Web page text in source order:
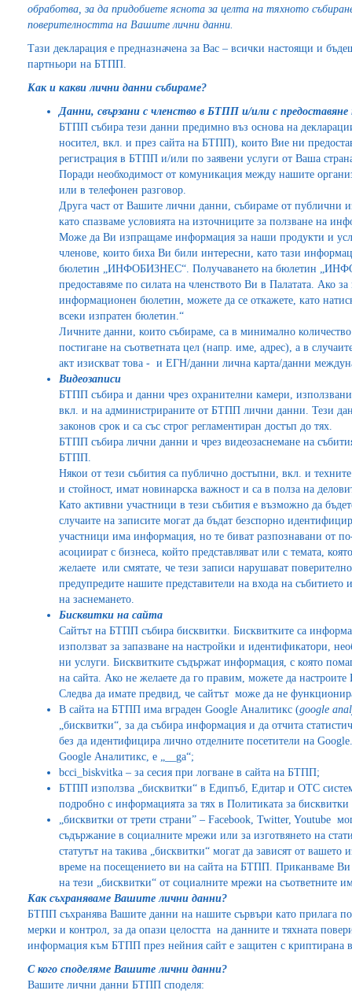
обработва, за да придобиете яснота за целта на тяхното
поверителността на Вашите лични данни.
Тази декларация е предназначена за Вас – всички настоящи и
партньори на БТПП.
Как и какви лични данни събираме?
Данни, свързани с членство в БТПП и/или с
БТПП събира тези данни предимно въз основа на
носител, вкл. и през сайта на БТПП), които Вие ни
регистрация в БТПП и/или по заявени услуги от Ваша
Поради необходимост от комуникация между нашите
или в телефонен разговор.
Друга част от Вашите лични данни, събираме от публични
като спазваме условията на източниците за ползване на
Може да Ви изпращаме информация за наши продукти и
членове, които биха Ви били интересни, като тази
бюлетин „ИНФОБИЗНЕС“. Получаването на бюлетин
предоставяме по силата на членството Ви в Палатата. Ако
информационен бюлетин, можете да се откажете, като
всеки изпратен бюлетин.“
Личните данни, които събираме, са в минимално
постигане на съответната цел (напр. име, адрес), а в
акт изискват това - и ЕГН/данни лична карта/данни
Видеозаписи
БТПП събира и данни чрез охранителни камери,
вкл. и на администрираните от БТПП лични данни. Тези
законов срок и са със строг регламентиран достъп до тях.
БТПП събира лични данни и чрез видеозаснемане на
БТПП.
Някои от тези събития са публично достъпни, вкл. и
и стойност, имат новинарска важност и са в полза на
Като активни участници в тези събития е възможно да
случаите на записите могат да бъдат безспорно
участници има информация, но те биват разпознавани от
асоциират с бизнеса, който представляват или с темата,
желаете или смятате, че тези записи нарушават
предупредите нашите представители на входа на събитието
на заснемането.
Бисквитки на сайта
Сайтът на БТПП събира бисквитки. Бисквитките са
използват за запазване на настройки и идентификатори,
ни услуги. Бисквитките съдържат информация, с която
на сайта. Ако не желаете да го правим, можете да
Следва да имате предвид, че сайтът може да не
В сайта на БТПП има вграден Google Аналитикс (google
„бисквитки“, за да събира информация и да отчита
без да идентифицира лично отделните посетители на
Google Аналитикс, е „__ga“;
bcci_biskvitka – за сесия при логване в сайта на БТПП;
БТПП използва „бисквитки“ в Едипъб, Едитар и ОТС
подробно с информацията за тях в Политиката за
„бисквитки от трети страни” – Facebook, Twitter, Youtube
съдържание в социалните мрежи или за изготвянето на
статутът на такива „бисквитки“ могат да зависят от
време на посещението ви на сайта на БТПП. Приканваме Ви
на тези „бисквитки“ от социалните мрежи на съответните
Как съхраняваме Вашите лични данни?
БТПП съхранява Вашите данни на нашите сървъри като прилага
мерки и контрол, за да опази целостта на данните и тяхната
информация към БТПП през нейния сайт е защитен с криптирана
С кого споделяме Вашите лични данни?
Вашите лични данни БТПП споделя: